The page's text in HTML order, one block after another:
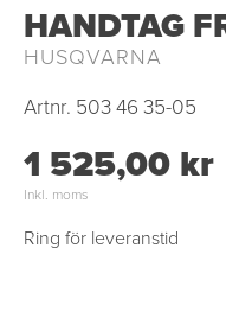
HANDTAG
HUSQVARNA
Artnr. 503 46 35-05
1 525,00 kr
Inkl. moms
Ring för leveranstid